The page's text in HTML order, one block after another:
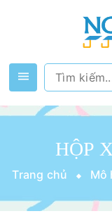
HỘP
Trang chủ Mô